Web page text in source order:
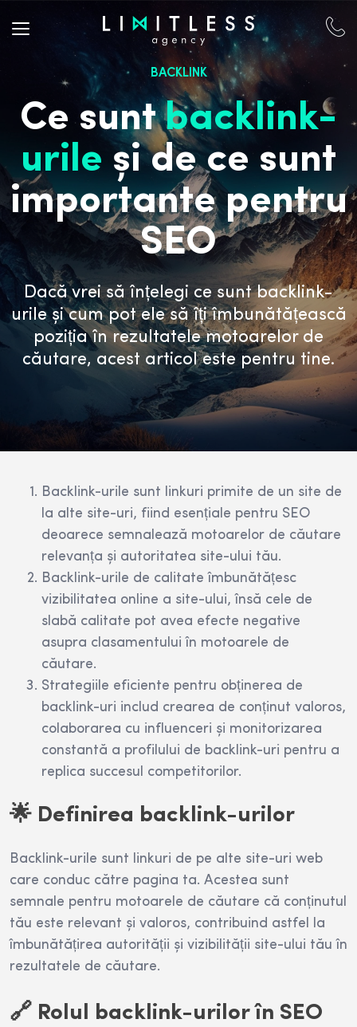
BACKLINK
Ce suntbacklink-
urile și de ce sunt
importante pentru
SEO
Dacă vrei să înțelegi ce sunt backlink-
urile și cum pot ele să îți îmbunătățească
poziția în rezultatele motoarelor de
căutare, acest articol este pentru tine.
Backlink-urile sunt linkuri primite de un site de
la alte site-uri, fiind esențiale pentru SEO
deoarece semnalează motoarelor de căutare
relevanța și autoritatea site-ului tău.
Backlink-urile de calitate îmbunătățesc
vizibilitatea online a site-ului, însă cele de
slabă calitate pot avea efecte negative
asupra clasamentului în motoarele de
căutare.
Strategiile eficiente pentru obținerea de
backlink-uri includ crearea de conținut valoros,
colaborarea cu influenceri și monitorizarea
constantă a profilului de backlink-uri pentru a
replica succesul competitorilor.
🌟 Definirea backlink-urilor
Backlink-urile sunt linkuri de pe alte site-uri web
care conduc către pagina ta. Acestea sunt
semnale pentru motoarele de căutare că conținutul
tău este relevant și valoros, contribuind astfel la
îmbunătățirea autorității și vizibilității site-ului tău în
rezultatele de căutare.
🔗 Rolul backlink-urilor în SEO